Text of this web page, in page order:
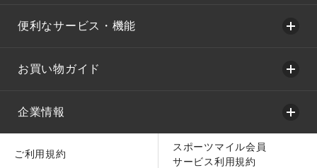
便利なサービス・機能
お買い物ガイド
企業情報
ご利用規約
スポーツマイル会員
サービス利用規約